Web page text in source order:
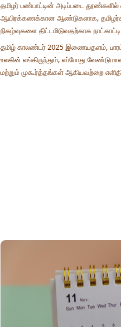
தமிழர் பண்பாட்டின் அடிப்படை தூண்களில்
ஆயிரக்கணக்கான ஆண்டுகளாக,
நிகழ்வுகளை திட்டமிடுவதற்காக
தமிழ் காலண்டர் 2025 இணையதளம்,
உலகின் எங்கிருந்தும், எப்போது
மற்றும் முகூர்த்தங்கள் ஆகியவற்றை